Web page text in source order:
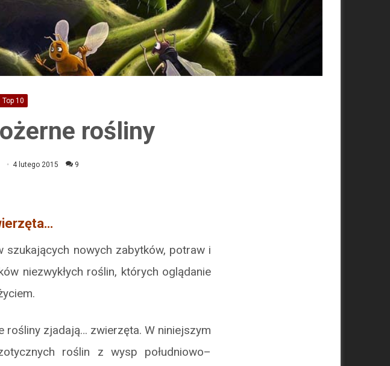
Top 10
rośliny
4 lutego 2015 9
nowych zabytków, potraw i
niezwykłych roślin, których oglądanie
rośliny zjadają… zwierzęta. W niniejszym
roślin z wysp południowo–